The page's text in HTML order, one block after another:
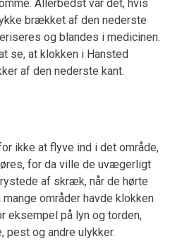
Allerbedst var det, hvis
brækket af den nederste
og blandes i medicinen.
se, at klokken i Hansted
af den nederste kant.
ikke at flyve ind i det område,
for da ville de uvægerligt
af skræk, når de hørte
områder havde klokken
eksempel på lyn og torden,
pest og andre ulykker.